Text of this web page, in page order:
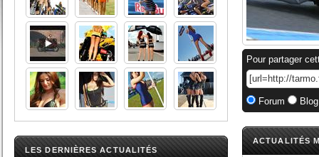
LES DERNIÈRES ACTUALITÉS
Pour partager
Forum
ACTUALITÉS